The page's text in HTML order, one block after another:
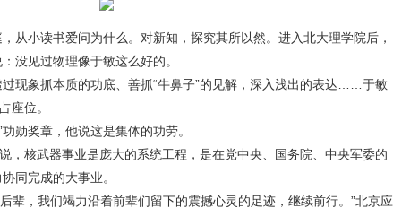
小读书爱问为什么。对新知，探究其所以然。进入北大理学院后，
没见过物理像于敏这么好的。
象抓本质的功底、善抓“牛鼻子”的见解，深入浅出的表达……于敏
座位。
奖章，他说这是集体的功劳。
核武器事业是庞大的系统工程，是在党中央、国务院、中央军委的
同完成的大事业。
辈，我们竭力沿着前辈们留下的震撼心灵的足迹，继续前行。”北京应